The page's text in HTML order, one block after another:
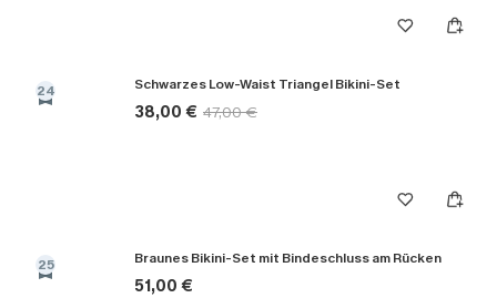
24 Schwarzes Low-Waist Triangel Bikini-Set
38,00 € 47,00 €
25 Braunes Bikini-Set mit Bindeschluss am Rücken
51,00 €